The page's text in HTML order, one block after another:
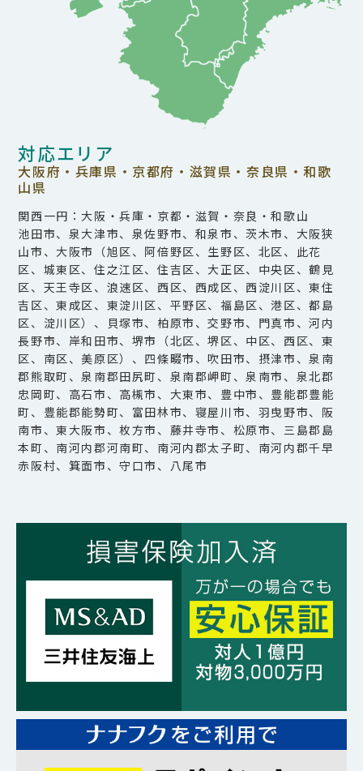
対応エリア
大阪府・兵庫県・京都府・滋賀県・奈良県・和歌
山県
関西一円：大阪・兵庫・京都・滋賀・奈良・和歌山
池田市、泉大津市、泉佐野市、和泉市、茨木市、大阪狭
山市、大阪市（旭区、阿倍野区、生野区、北区、此花
区、城東区、住之江区、住吉区、大正区、中央区、鶴見
区、天王寺区、浪速区、西区、西成区、西淀川区、東住
吉区、東成区、東淀川区、平野区、福島区、港区、都島
区、淀川区）、貝塚市、柏原市、交野市、門真市、河内
長野市、岸和田市、堺市（北区、堺区、中区、西区、東
区、南区、美原区）、四條畷市、吹田市、摂津市、泉南
郡熊取町、泉南郡田尻町、泉南郡岬町、泉南市、泉北郡
忠岡町、高石市、高槻市、大東市、豊中市、豊能郡豊能
町、豊能郡能勢町、富田林市、寝屋川市、羽曳野市、阪
南市、東大阪市、枚方市、藤井寺市、松原市、三島郡島
本町、南河内郡河南町、南河内郡太子町、南河内郡千早
赤阪村、箕面市、守口市、八尾市